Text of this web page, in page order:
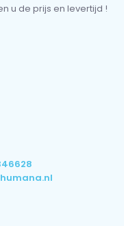
u de prijs en levertijd !